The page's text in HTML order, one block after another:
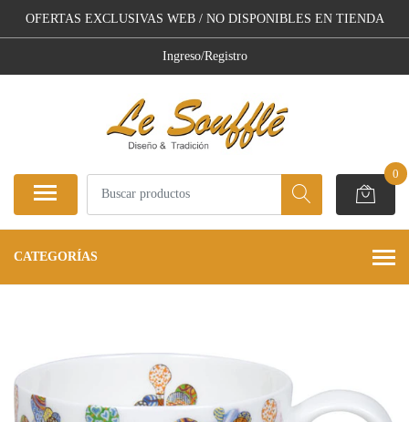
OFERTAS EXCLUSIVAS WEB / NO DISPONIBLES EN TIENDA
Ingreso/Registro
0
CATEGORÍAS